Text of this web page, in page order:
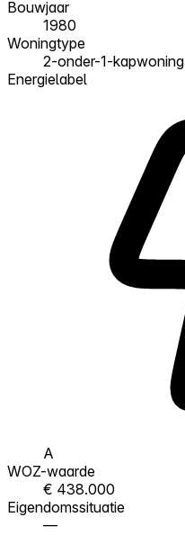
Bouwjaar
1980
Woningtype
2-onder-1-kapwoning
Energielabel
A
WOZ-waarde
€ 438.000
Eigendomssituatie
—